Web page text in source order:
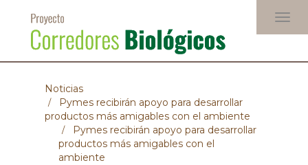
contenido
principal
Noticias
Pymes recibirán apoyo para desarrollar
productos más amigables con el ambiente
Pymes recibirán apoyo para desarrollar
productos más amigables con el
ambiente